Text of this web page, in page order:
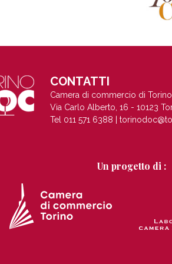
CONTATTI
Camera di commercio di Torino
Via Carlo Alberto, 16 - 10123
Tel 011 571 6388 |
Un progetto di :